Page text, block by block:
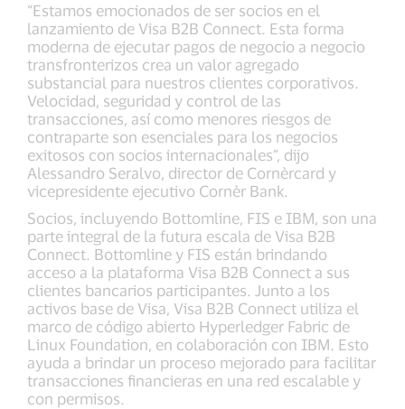
“Estamos emocionados de ser socios en el
lanzamiento de Visa B2B Connect. Esta forma
moderna de ejecutar pagos de negocio a negocio
transfronterizos crea un valor agregado
substancial para nuestros clientes corporativos.
Velocidad, seguridad y control de las
transacciones, así como menores riesgos de
contraparte son esenciales para los negocios
exitosos con socios internacionales”, dijo
Alessandro Seralvo, director de Cornèrcard y
vicepresidente ejecutivo Cornèr Bank.
Socios, incluyendo Bottomline, FIS e IBM, son una
parte integral de la futura escala de Visa B2B
Connect. Bottomline y FIS están brindando
acceso a la plataforma Visa B2B Connect a sus
clientes bancarios participantes. Junto a los
activos base de Visa, Visa B2B Connect utiliza el
marco de código abierto Hyperledger Fabric de
Linux Foundation, en colaboración con IBM. Esto
ayuda a brindar un proceso mejorado para facilitar
transacciones financieras en una red escalable y
con permisos.